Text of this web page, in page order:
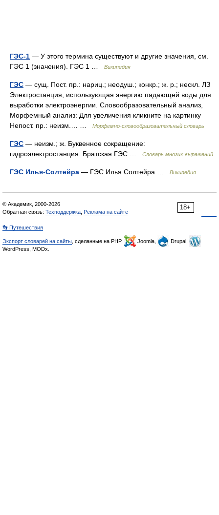
ГЭС-1 — У этого термина существуют и другие значения, см.
ГЭС 1 (значения). ГЭС 1 …
Википедия
ГЭС — сущ. Пост. пр.: нариц.; неодуш.; конкр.; ж. р.; нескл. ЛЗ
Электростанция, использующая энергию падающей воды для
выработки электроэнергии. Словообразовательный анализ,
Морфемный анализ: Для увеличения кликните на картинку
Непост. пр.: неизм.… …
Морфемно-словообразовательный словарь
ГЭС — неизм.; ж. Буквенное сокращение:
гидроэлектростанция. Братская ГЭС …
Словарь многих выражений
ГЭС Илья-Солтейра — ГЭС Илья Солтейра … Википедия
18+
© Академик, 2000-2026
Обратная связь: Техподдержка Реклама на сайте
👣 Путешествия
Экспорт словарей на сайты , сделанные на PHP, Joomla,
Drupal,
WordPress, MODx.